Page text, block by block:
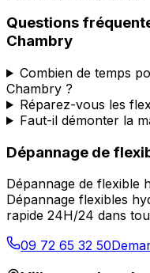
Questions
Chambry
Combien de temps
Chambry ?
Réparez-vous les
Faut-il démonter la
Dépannage de
Dépannage de flexible
Dépannage flexibles
rapide 24H/24 dans
09 72 65 32 50